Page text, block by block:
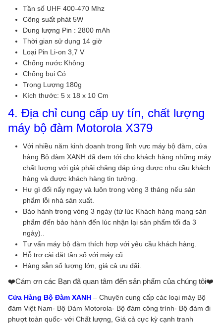
Tần số UHF 400-470 Mhz
Công suất phát 5W
Dung lượng Pin : 2800 mAh
Thời gian sử dụng 14 giờ
Loại Pin Li-on 3,7 V
Chống nước Không
Chống bụi Có
Trọng Lượng 180g
Kích thước: 5 x 18 x 10 Cm
4. Địa chỉ cung cấp uy tín, chất lượng
máy bộ đàm Motorola X379
Với nhiều năm kinh doanh trong lĩnh vực máy bộ đàm, cửa
hàng Bộ đàm XANH đã đem tới cho khách hàng những máy
chất lượng với giá phải chăng đáp ứng được nhu cầu khách
hàng và được khách hàng tin tưởng.
Hư gì đổi nấy ngay và luôn trong vòng 3 tháng nếu sản
phẩm lỗi nhà sản xuất.
Bảo hành trong vòng 3 ngày (từ lúc Khách hàng mang sản
phẩm đến bảo hành đến lúc nhận lại sản phẩm tối đa 3
ngày)..
Tư vấn máy bộ đàm thích hợp với yêu cầu khách hàng.
Hỗ trợ cài đặt tần số với máy cũ.
Hàng sẵn số lượng lớn, giá cả ưu đãi.
❤️️Cám ơn các Bạn đã quan tâm đến sản phẩm của chúng tôi❤️️
Cửa Hàng Bộ Đàm XANH – Chuyên cung cấp các loại máy Bộ
đàm Việt Nam- Bộ Đàm Motorola- Bộ đàm công trình- Bộ đàm đi
phượt toàn quốc- với Chất lượng, Giá cả cực kỳ cạnh tranh